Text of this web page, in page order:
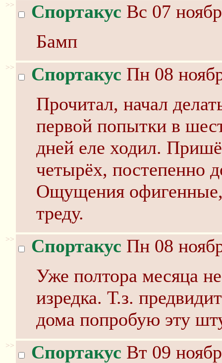
>> Спортакус Вс 07
Бамп
>> Спортакус Пн 08
Прочитал, начал
первой попытки в
дней еле ходил.
четырёх, постепенно
Ощущения
треду.
>> Спортакус Пн 08
Уже полтора месяца
изредка. Т.з.
дома попробую эту
>> Спортакус Вт 09